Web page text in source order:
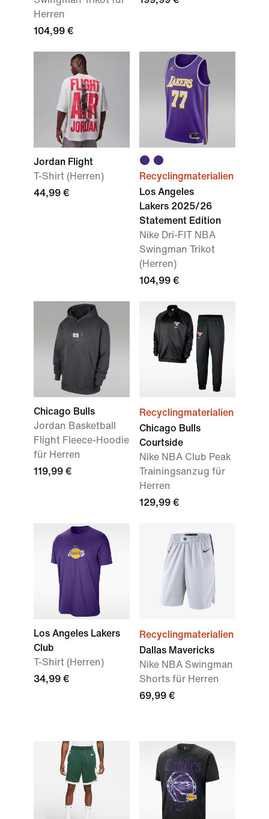
Herren
104,99 €
Jordan Flight
T-Shirt (Herren)
44,99 €
Recyclingmaterialien
Los Angeles
Lakers 2025/26
Statement Edition
Nike Dri-FIT NBA
Swingman Trikot
(Herren)
104,99 €
Chicago Bulls
Jordan Basketball
Flight Fleece-Hoodie
für Herren
119,99 €
Recyclingmaterialien
Chicago Bulls
Courtside
Nike NBA Club Peak
Trainingsanzug für
Herren
129,99 €
Los Angeles Lakers
Club
T-Shirt (Herren)
34,99 €
Recyclingmaterialien
Dallas Mavericks
Nike NBA Swingman
Shorts für Herren
69,99 €